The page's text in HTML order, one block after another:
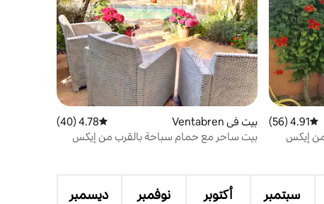
متوسط التقييم 4.91 من 5، 56 مراجعات
4.91 (56)
بيت في Ventabren متوسط التقييم 4.78 من 5، 40 مراجعات
4.78 (40)
بيت ساحر مع حمام سباحة بالقرب من إيكس
سبتمبر أكتوبر نوفمبر ديسمبر